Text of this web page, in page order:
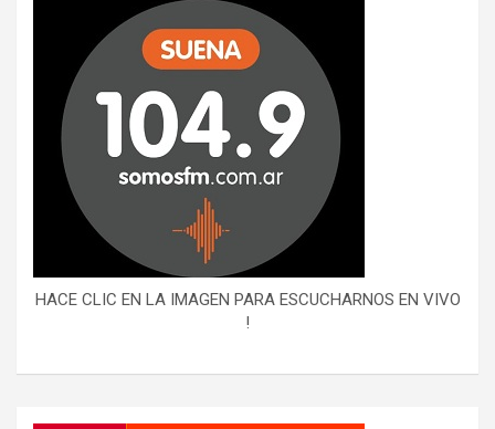
HACE CLIC EN LA IMAGEN PARA ESCUCHARNOS EN VIVO
!